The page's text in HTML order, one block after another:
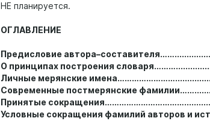
НЕ планируется.
ОГЛАВЛЕНИЕ
Предисловие
О принципах построения словаря
Личные мерянские
Современные постмерянские
Принятые
Условные сокращения фамилий авторов и